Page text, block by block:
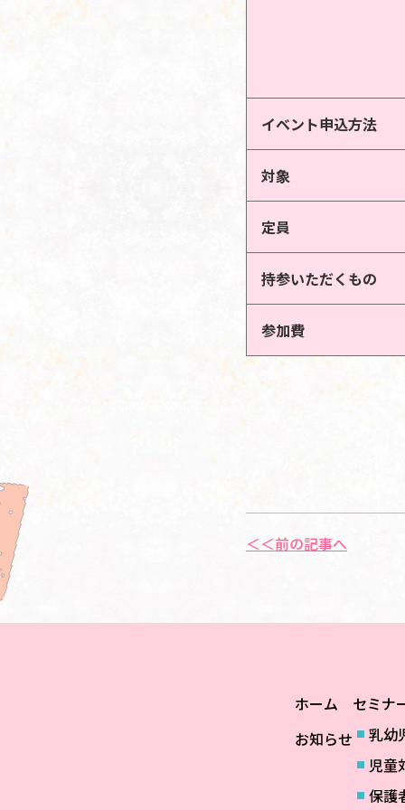
イベント申込方法
対象
定員
持参いただくもの
参加費
＜＜前の記事へ
ホーム
お知らせ
セミナ
乳幼
児童
保護